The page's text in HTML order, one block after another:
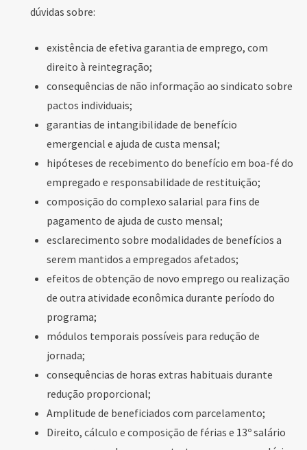
dúvidas sobre:
existência de efetiva garantia de emprego, com
direito à reintegração;
consequências de não informação ao sindicato sobre
pactos individuais;
garantias de intangibilidade de benefício
emergencial e ajuda de custa mensal;
hipóteses de recebimento do benefício em boa-fé do
empregado e responsabilidade de restituição;
composição do complexo salarial para fins de
pagamento de ajuda de custo mensal;
esclarecimento sobre modalidades de benefícios a
serem mantidos a empregados afetados;
efeitos de obtenção de novo emprego ou realização
de outra atividade econômica durante período do
programa;
módulos temporais possíveis para redução de
jornada;
consequências de horas extras habituais durante
redução proporcional;
Amplitude de beneficiados com parcelamento;
Direito, cálculo e composição de férias e 13º salário